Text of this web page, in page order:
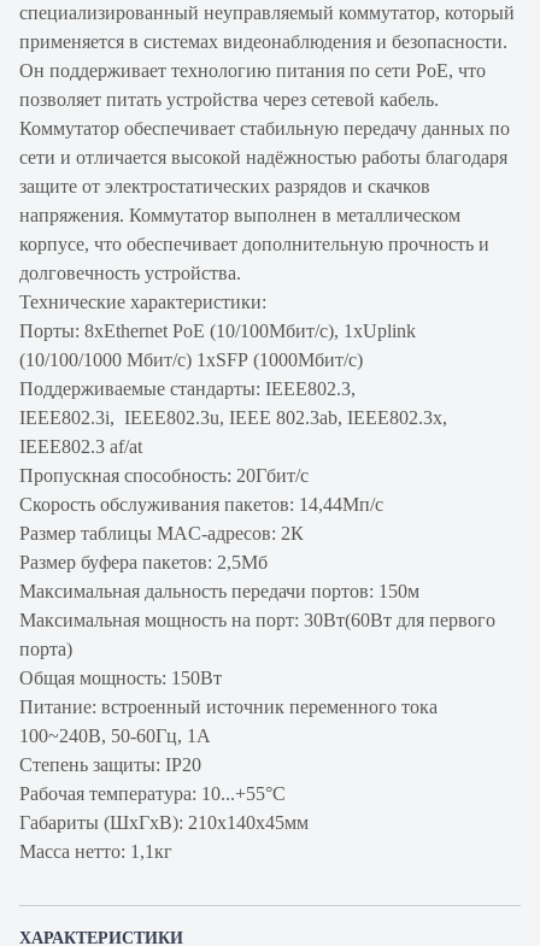
специализированный неуправляемый коммутатор, который
применяется в системах видеонаблюдения и безопасности.
Он поддерживает технологию питания по сети PoE, что
позволяет питать устройства через сетевой кабель.
Коммутатор обеспечивает стабильную передачу данных по
сети и отличается высокой надёжностью работы благодаря
защите от электростатических разрядов и скачков
напряжения. Коммутатор выполнен в металлическом
корпусе, что обеспечивает дополнительную прочность и
долговечность устройства.
Технические характеристики:
Порты: 8хEthernet PoE (10/100Мбит/с), 1хUplink
(10/100/1000 Мбит/с) 1хSFP (1000Мбит/с)
Поддерживаемые стандарты: IEEE802.3,
IEEE802.3i, IEEE802.3u, IEEE 802.3ab, IEEE802.3x,
IEEE802.3 af/at
Пропускная способность: 20Гбит/c
Скорость обслуживания пакетов: 14,44Мп/с
Размер таблицы MAC-адресов: 2К
Размер буфера пакетов: 2,5Мб
Максимальная дальность передачи портов: 150м
Максимальная мощность на порт: 30Вт(60Вт для первого
порта)
Общая мощность: 150Вт
Питание: встроенный источник переменного тока
100~240В, 50-60Гц, 1A
Степень защиты: IP20
Рабочая температура: 10...+55°С
Габариты (ШхГхВ): 210х140х45мм
Масса нетто: 1,1кг
ХАРАКТЕРИСТИКИ